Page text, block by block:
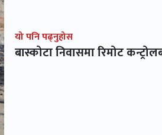
यो पनि पढ्नुहोस
बास्कोटा निवासमा रिमोट